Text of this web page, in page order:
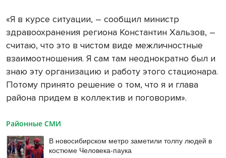
«Я в курсе ситуации, – сообщил министр
здравоохранения региона Константин Хальзов, –
считаю, что это в чистом виде межличностные
взаимоотношения. Я сам там неоднократно был и
знаю эту организацию и работу этого стационара.
Потому принято решение о том, что я и глава
района придем в коллектив и поговорим».
Районные СМИ
В новосибирском метро заметили толпу людей в
костюме Человека-паука